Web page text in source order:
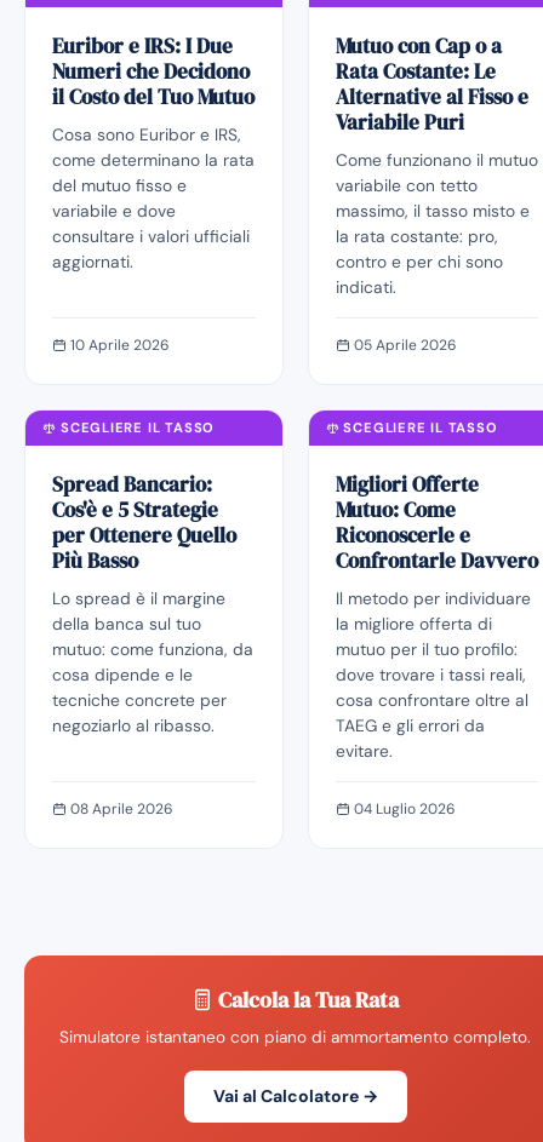
Euribor e IRS: I Due
Numeri che Decidono
il Costo del Tuo Mutuo
Cosa sono Euribor e IRS,
come determinano la rata
del mutuo fisso e
variabile e dove
consultare i valori ufficiali
aggiornati.
10 Aprile 2026
Mutuo con Cap o a
Rata Costante: Le
Alternative al Fisso e
Variabile Puri
Come funzionano il mutuo
variabile con tetto
massimo, il tasso misto e
la rata costante: pro,
contro e per chi sono
indicati.
05 Aprile 2026
SCEGLIERE IL TASSO
Spread Bancario:
Cos'è e 5 Strategie
per Ottenere Quello
Più Basso
Lo spread è il margine
della banca sul tuo
mutuo: come funziona, da
cosa dipende e le
tecniche concrete per
negoziarlo al ribasso.
08 Aprile 2026
SCEGLIERE IL TASSO
Migliori Offerte
Mutuo: Come
Riconoscerle e
Confrontarle Davvero
Il metodo per individuare
la migliore offerta di
mutuo per il tuo profilo:
dove trovare i tassi reali,
cosa confrontare oltre al
TAEG e gli errori da
evitare.
04 Luglio 2026
Calcola la Tua Rata
Simulatore istantaneo con piano di ammortamento completo.
Vai al Calcolatore →